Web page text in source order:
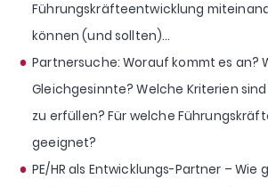
Führungskräfteentwicklung
können (und sollten)…
Partnersuche: Worauf kommt es an?
Gleichgesinnte? Welche Kriterien
zu erfüllen? Für welche
geeignet?
PE/HR als Entwicklungs-Partner – Wie